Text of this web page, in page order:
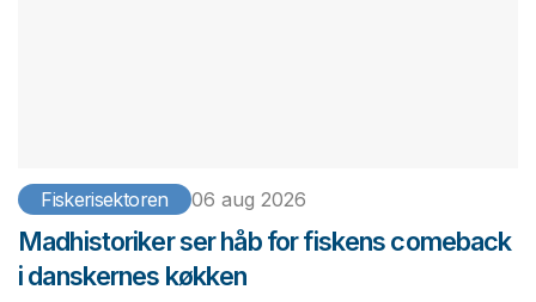
Fiskerisektoren 06 aug 2026
Madhistoriker ser håb for fiskens comeback
i danskernes køkken